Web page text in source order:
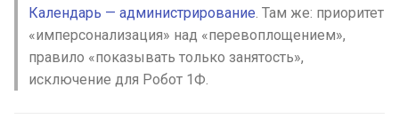
Календарь — администрирование. Там же: приоритет
«имперсонализация» над «перевоплощением»,
правило «показывать только занятость»,
исключение для Робот 1Ф.